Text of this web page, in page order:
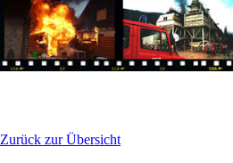
Zurück zur Übersicht